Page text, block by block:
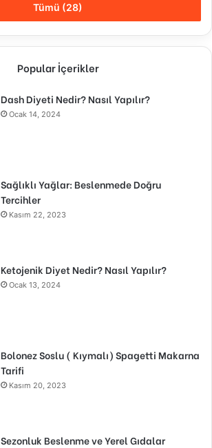
Tümü (28)
Popular İçerikler
Dash Diyeti Nedir? Nasıl Yapılır?
Ocak 14, 2024
Sağlıklı Yağlar: Beslenmede Doğru
Tercihler
Kasım 22, 2023
Ketojenik Diyet Nedir? Nasıl Yapılır?
Ocak 13, 2024
Bolonez Soslu ( Kıymalı) Spagetti Makarna
Tarifi
Kasım 20, 2023
Sezonluk Beslenme ve Yerel Gıdalar